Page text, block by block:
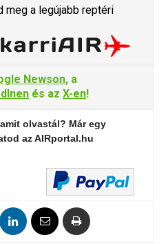
meg a legújabb reptéri
Newson, a
és az X-en!
olvastál? Már egy
az AIRportal.hu